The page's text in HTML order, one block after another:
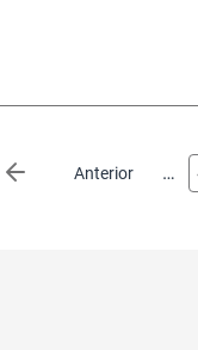
Anterior
Página anterior …